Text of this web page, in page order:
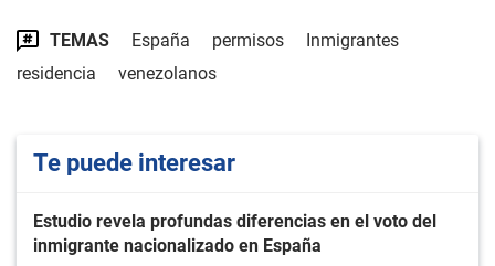
TEMAS España permisos
Inmigrantes
residencia
venezolanos
Te puede interesar
Estudio revela profundas diferencias en el voto del
inmigrante nacionalizado en España